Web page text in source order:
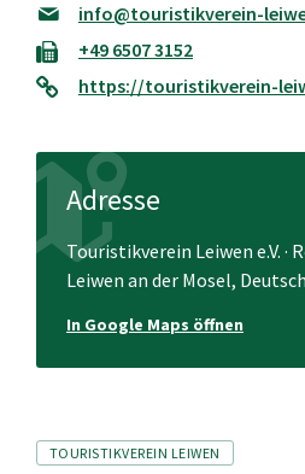
info@touristikverein-
+49 6507 3152
https://touristikverein-
Adresse
Touristikverein Leiwen e.V. ·
Leiwen an der Mosel,
In Google Maps öffnen
Tags
TOURISTIKVEREIN LEIWEN